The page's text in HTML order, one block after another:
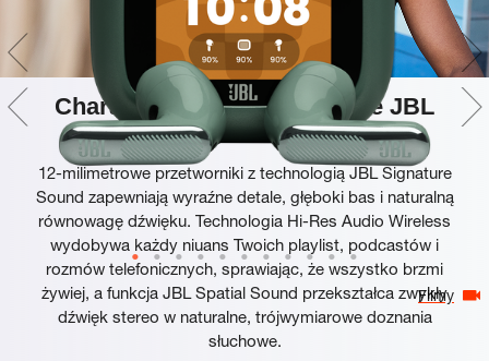
Filmy
Charakterystyczne brzmienie JBL
Sound w jakości Hi-Res
12-milimetrowe przetworniki z technologią JBL Signature
Sound zapewniają wyraźne detale, głęboki bas i naturalną
równowagę dźwięku. Technologia Hi-Res Audio Wireless
wydobywa każdy niuans Twoich playlist, podcastów i
rozmów telefonicznych, sprawiając, że wszystko brzmi
żywiej, a funkcja JBL Spatial Sound przekształca zwykły
dźwięk stereo w naturalne, trójwymiarowe doznania
słuchowe.